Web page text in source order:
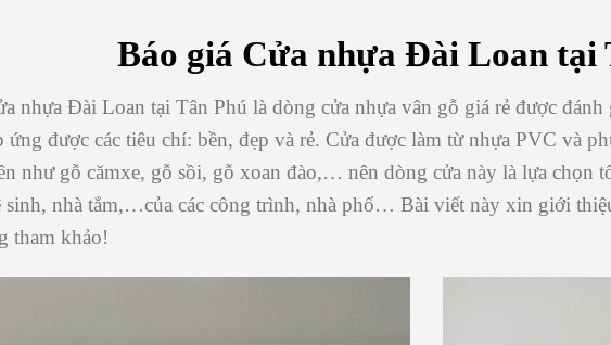
Báo giá Cửa nhựa Đài Loan tại
nhựa Đài Loan tại Tân Phú là dòng cửa nhựa vân gỗ giá rẻ được
ứng được các tiêu chí: bền, đẹp và rẻ. Cửa được làm từ nhựa PVC và
như gỗ cămxe, gỗ sồi, gỗ xoan đào,… nên dòng cửa này là lựa chọn
sinh, nhà tắm,…của các công trình, nhà phố… Bài viết này xin giới
tham khảo!